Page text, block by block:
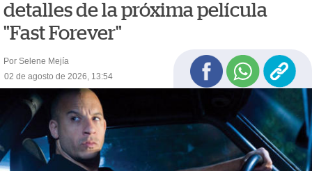
detalles de la próxima película
"Fast Forever"
Por Selene Mejía
02 de agosto de 2026, 13:54